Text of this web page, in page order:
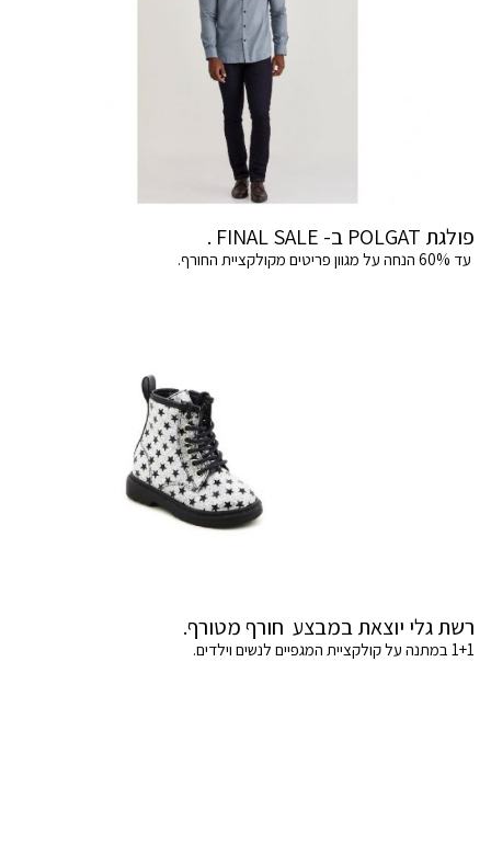
פולגת POLGAT ב- FINAL SALE .
עד 60% הנחה על מגוון פריטים מקולקציית החורף.
רשת גלי יוצאת במבצע חורף מטורף.
1+1 במתנה על קולקציית המגפיים לנשים וילדים.